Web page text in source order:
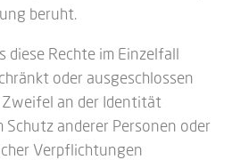
beruht.
diese Rechte im Einzelfall
oder ausgeschlossen
Zweifel an der Identität
Schutz anderer Personen oder
Verpflichtungen